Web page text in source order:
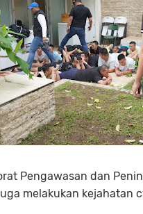
Pengawasan dan
melakukan kejahatan